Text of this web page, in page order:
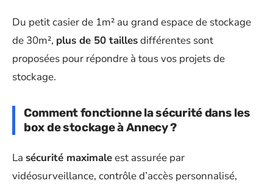
Du petit casier de 1m² au grand espace de stockage
de 30m², plus de 50 taillesdifférentes sont
proposées pour répondre à tous vos projets de
stockage.
Comment fonctionne la sécurité dans les
box de stockage à Annecy ?
La sécurité maximaleest assurée par
vidéosurveillance, contrôle d’accès personnalisé,